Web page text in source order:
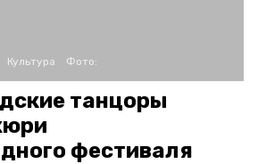
Культура Фото:
танцоры
фестиваля